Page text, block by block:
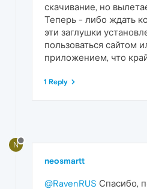
скачивание, но
Теперь - либо ждать
эти заглушки
пользоваться сайтом
приложением, что
1 Reply
N
neosmartt
@RavenRUS Спасибо,